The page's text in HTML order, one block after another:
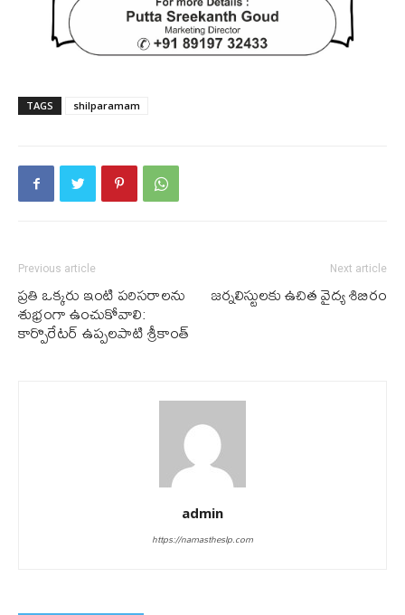
TAGS shilparamam
Previous article
ప్ర‌తి ఒక్క‌రు ఇంటి ప‌రిస‌రాల‌ను
శుభ్రంగా ఉంచుకోవాలి:
కార్పొరేటర్ ఉప్పలపాటి శ్రీకాంత్
Next article
జ‌ర్న‌లిస్టుల‌కు ఉచిత వైద్య శిబిరం
admin
https://namastheslp.com